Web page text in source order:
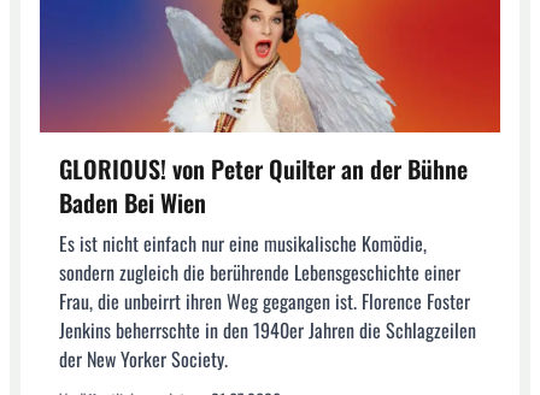
GLORIOUS! von Peter Quilter an der Bühne
Baden Bei Wien
Es ist nicht einfach nur eine musikalische Komödie,
sondern zugleich die berührende Lebensgeschichte einer
Frau, die unbeirrt ihren Weg gegangen ist. Florence Foster
Jenkins beherrschte in den 1940er Jahren die Schlagzeilen
der New Yorker Society.